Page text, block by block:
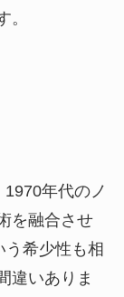
。
年代のノ
を融合させ
希少性も相
違いありま